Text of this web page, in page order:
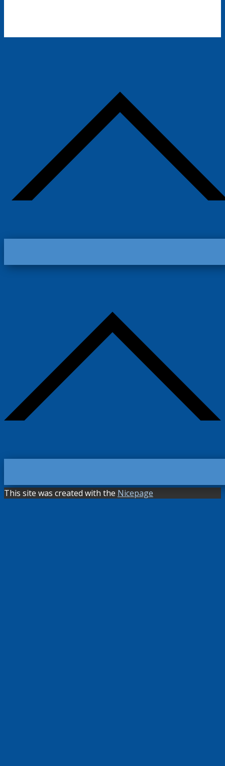
This site was created with the Nicepage